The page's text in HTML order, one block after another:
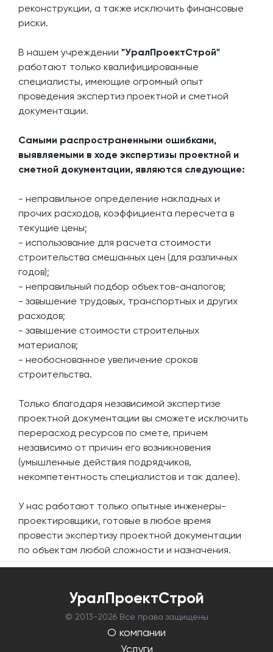
реконструкции, а также исключить финансовые
риски.
В нашем учреждении "УралПроектСтрой"
работают только квалифицированные
специалисты, имеющие огромный опыт
проведения экспертиз проектной и сметной
документации.
Самыми распространенными ошибками,
выявляемыми в ходе экспертизы проектной и
сметной документации, являются следующие:
- неправильное определение накладных и
прочих расходов, коэффициента пересчета в
текущие цены;
- использование для расчета стоимости
строительства смешанных цен (для различных
годов);
- неправильный подбор объектов-аналогов;
- завышение трудовых, транспортных и других
расходов;
- завышение стоимости строительных
материалов;
- необоснованное увеличение сроков
строительства.
Только благодаря независимой экспертизе
проектной документации вы сможете исключить
перерасход ресурсов по смете, причем
независимо от причин его возникновения
(умышленные действия подрядчиков,
некомпетентность специалистов и так далее).
У нас работают только опытные инженеры-
проектировщики, готовые в любое время
провести экспертизу проектной документации
по объектам любой сложности и назначения.
УралПроектСтрой
© 2013-2026 Все права защищены
О компании
Услуги